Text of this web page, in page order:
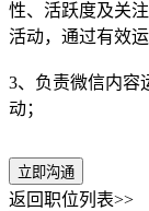
性、活跃度及关
活动，通过有效
3、负责微信内容
动；
立即沟通
返回职位列表>>